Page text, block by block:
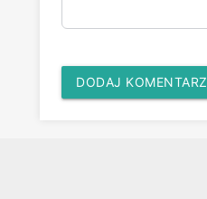
DODAJ KOMENTARZ